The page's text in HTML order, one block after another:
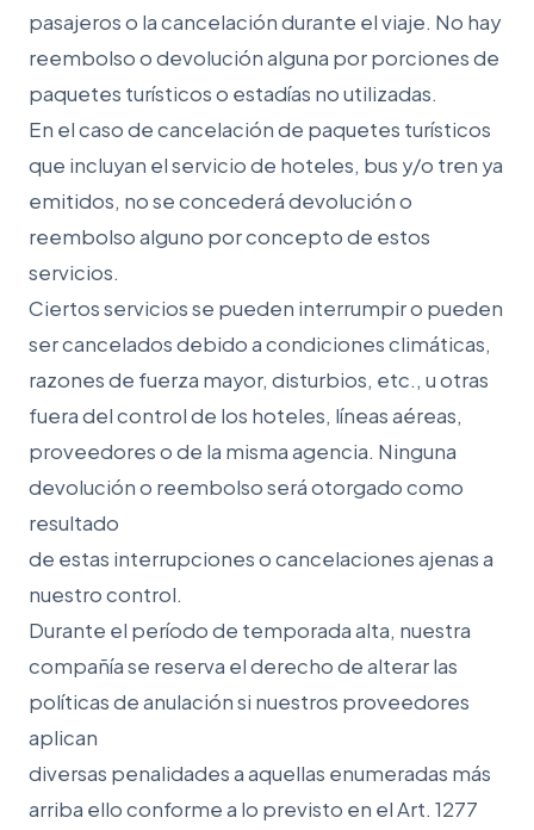
pasajeros o la cancelación durante el viaje. No hay
reembolso o devolución alguna por porciones de
paquetes turísticos o estadías no utilizadas.
En el caso de cancelación de paquetes turísticos
que incluyan el servicio de hoteles, bus y/o tren ya
emitidos, no se concederá devolución o
reembolso alguno por concepto de estos
servicios.
Ciertos servicios se pueden interrumpir o pueden
ser cancelados debido a condiciones climáticas,
razones de fuerza mayor, disturbios, etc., u otras
fuera del control de los hoteles, líneas aéreas,
proveedores o de la misma agencia. Ninguna
devolución o reembolso será otorgado como
resultado
de estas interrupciones o cancelaciones ajenas a
nuestro control.
Durante el período de temporada alta, nuestra
compañía se reserva el derecho de alterar las
políticas de anulación si nuestros proveedores
aplican
diversas penalidades a aquellas enumeradas más
arriba ello conforme a lo previsto en el Art. 1277